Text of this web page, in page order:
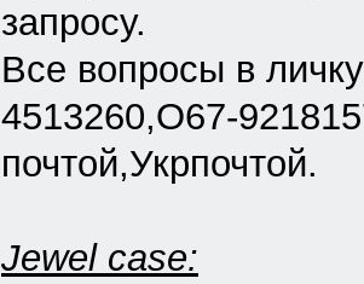
запросу.
Все вопросы в
4513260,О67-
почтой,Укрпочтой.
Jewel case: